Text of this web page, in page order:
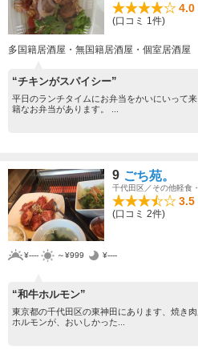
4.0
(口コミ 1件)
多国籍居酒屋・無国籍居酒屋・個室居酒屋
“チキンがスパイシー”
平日のランチタイムにお弁当をかいにいって
籍なお弁当があります。 ...
9 ごち苑。
千代田区／その他軽食
3.5
(口コミ 2件)
¥---- ～¥999 ¥----
“和牛ホルモン”
東京都の千代田区の東神田にあります、焼き
ホルモンが、おいしかった...